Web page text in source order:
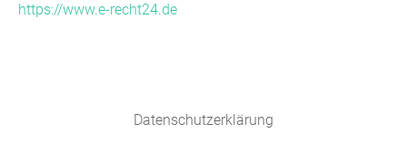
https://www.e-recht24.de
Datenschutzerklärung